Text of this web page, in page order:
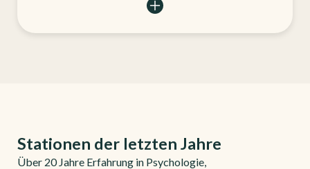
Stationen der letzten Jahre
Über 20 Jahre Erfahrung in Psychologie,